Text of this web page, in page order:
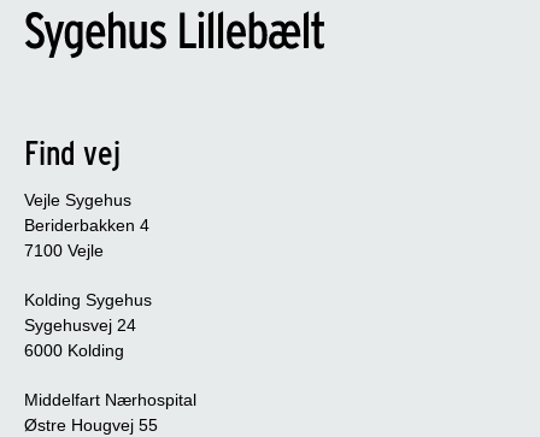
Find vej
Vejle Sygehus
Beriderbakken 4
7100 Vejle
Kolding Sygehus
Sygehusvej 24
6000 Kolding
Middelfart Nærhospital
Østre Hougvej 55